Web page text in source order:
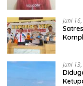
Juni
Juni